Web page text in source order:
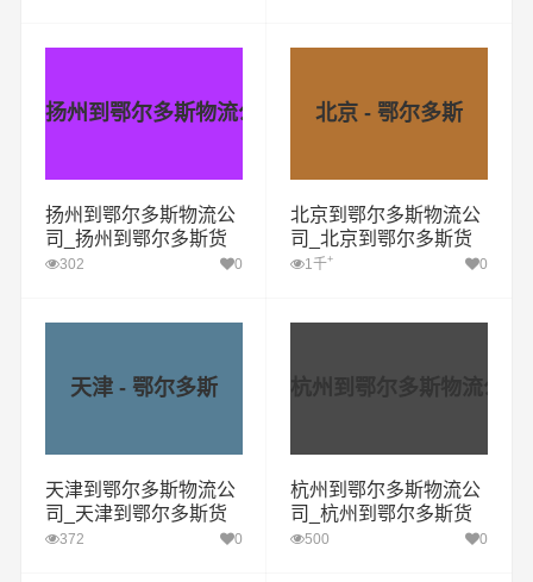
扬州到鄂尔多斯物流公司
扬州到鄂尔多斯物流公
司_扬州到鄂尔多斯货
运专线
302 0
北京 - 鄂尔多斯
北京到鄂尔多斯物流公
司_北京到鄂尔多斯货
运专线
1千+ 0
天津 - 鄂尔多斯
天津到鄂尔多斯物流公
司_天津到鄂尔多斯货
运专线
372 0
杭州到鄂尔多斯物流公司
杭州到鄂尔多斯物流公
司_杭州到鄂尔多斯货
运专线
500 0